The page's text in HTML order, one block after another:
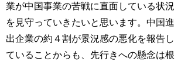
業が中国事業の苦戦に直面している状況
を見守っていきたいと思います。中国進
出企業の約４割が景況感の悪化を報告し
ていることからも、先行きへの懸念は根